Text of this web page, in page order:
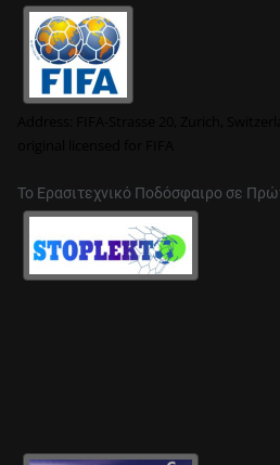
Το Ερασιτεχνικό Ποδόσφαιρο σε